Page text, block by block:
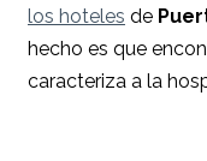
los hoteles de
hecho es que
caracteriza a la